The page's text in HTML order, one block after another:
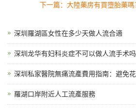
下一篇：大陸藥房有買墮胎藥
深圳羅湖區女性在多少天做人流合適
深圳龙华有妇科炎症不可以做人流手术吗
深圳私家醫院無痛流產費用指南：避免
羅湖口岸附近人工流產服務